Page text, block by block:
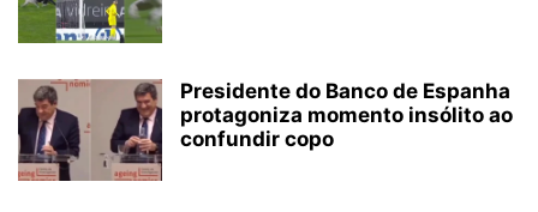
Presidente do Banco de Espanha
protagoniza momento insólito ao
confundir copo